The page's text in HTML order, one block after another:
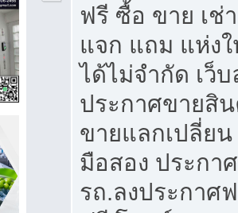
ฟรี ซื้อ ขาย เช่
แจก แถม แห่ง
ได้ไม่จำกัด เว็
ประกาศขายสิ
ขายแลกเปลี่ย
มือสอง ประกา
รถ.ลงประกาศ